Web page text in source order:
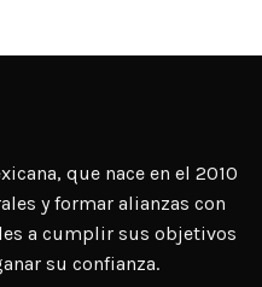
que nace en el 2010
y formar alianzas con
a cumplir sus objetivos
su confianza.